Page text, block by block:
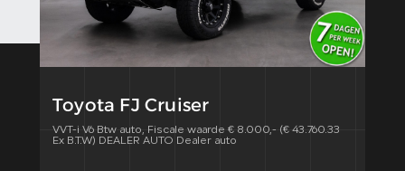
Toyota FJ Cruiser
VVT-i V6 Btw auto, Fiscale waarde € 8.000,- (€ 43.760.33
Ex B.T.W) DEALER AUTO Dealer auto